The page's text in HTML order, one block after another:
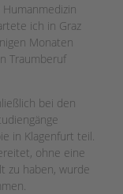
ich in Graz
Monaten
Traumberuf
bei den
in Klagenfurt teil.
ohne eine
zu haben, wurde